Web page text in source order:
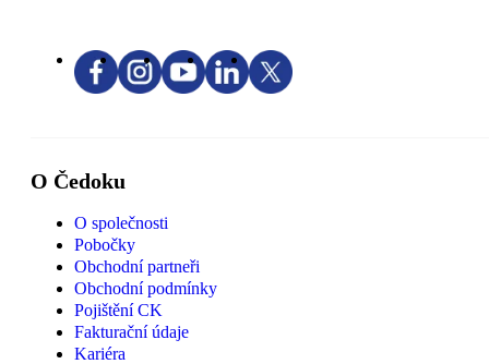
O Čedoku
O společnosti
Pobočky
Obchodní partneři
Obchodní podmínky
Pojištění CK
Fakturační údaje
Kariéra